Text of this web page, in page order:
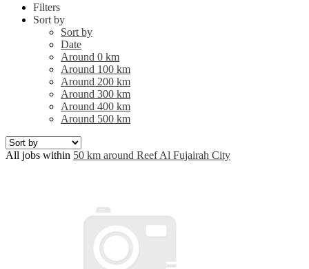
Filters
Sort by
Sort by
Date
Around 0 km
Around 100 km
Around 200 km
Around 300 km
Around 400 km
Around 500 km
All jobs within 50 km around Reef Al Fujairah City